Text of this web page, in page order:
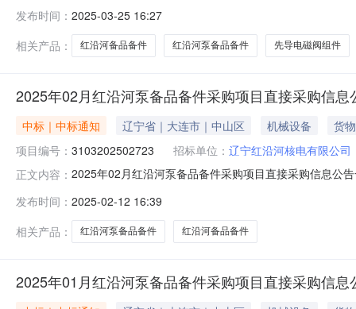
VVB024/3-WVM07-
发布时间： 2025-03-25 16:27
相关产品：
红沿河备品备件 红沿河泵备品备件 先导电磁阀组件
2025年02月红沿河泵备品备件采购项目直接采购信息
中标｜中标通知 辽宁省｜大连市｜中山区 机械设备
货物
项目编号： 3103202502723 招标单位： 辽宁红沿河核电有限公司
正文内容： 2025年02月红沿河泵备品备件采购项目直接采购信息公
清器节温器垫片节温器密封垫片计划交付时间：计划交
发布时间： 2025-02-12 16:39
相关产品：
红沿河泵备品备件 红沿河备品备件
2025年01月红沿河泵备品备件采购项目直接采购信息